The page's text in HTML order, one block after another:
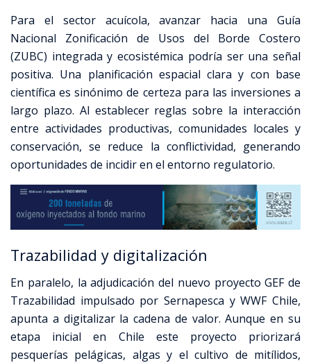
Para el sector acuícola, avanzar hacia una Guía
Nacional Zonificación de Usos del Borde Costero
(ZUBC) integrada y ecosistémica podría ser una señal
positiva. Una planificación espacial clara y con base
científica es sinónimo de certeza para las inversiones a
largo plazo. Al establecer reglas sobre la interacción
entre actividades productivas, comunidades locales y
conservación, se reduce la conflictividad, generando
oportunidades de incidir en el entorno regulatorio.
Trazabilidad y digitalización
En paralelo, la adjudicación del nuevo proyecto GEF de
Trazabilidad impulsado por Sernapesca y WWF Chile,
apunta a digitalizar la cadena de valor. Aunque en su
etapa inicial en Chile este proyecto priorizará
pesquerías pelágicas, algas y el cultivo de mitílidos,